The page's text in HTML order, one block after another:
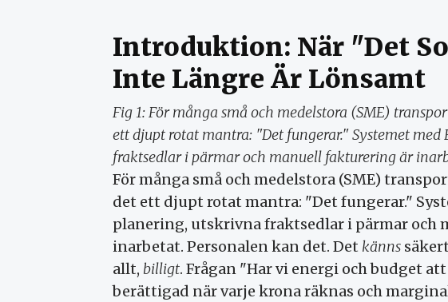
Introduktion: När "Det
Inte Längre Är Lönsamt
Fig 1: För många små och medelstora (SME)
ett djupt rotat mantra: "Det fungerar." Systemet
fraktsedlar i pärmar och manuell fakturering är
För många små och medelstora (SME)
det ett djupt rotat mantra: "Det fungerar."
planering, utskrivna fraktsedlar i pärmar och
inarbetat. Personalen kan det. Det känns
allt, billigt. Frågan "Har vi energi och budget
berättigad när varje krona räknas och